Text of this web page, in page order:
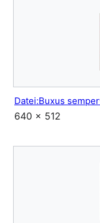
Datei:Buxus
640 × 512